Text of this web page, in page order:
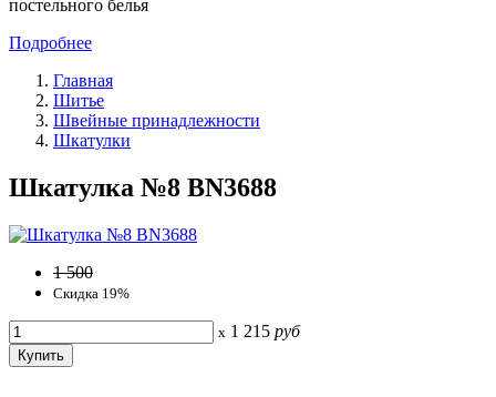
постельного белья
Подробнее
Главная
Шитье
Швейные принадлежности
Шкатулки
Шкатулка №8 BN3688
1 500
Скидка 19%
x 1 215 руб